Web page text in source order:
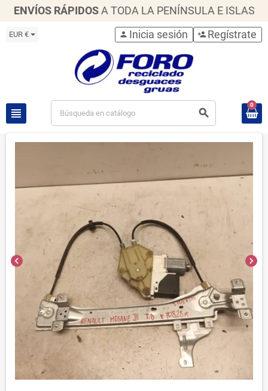
ENVÍOS RÁPIDOS A TODA LA PENÍNSULA E ISLAS
EUR €
view_headline search
person Inicia sesión person_add Regístrate
0
chevron_left chevron_right